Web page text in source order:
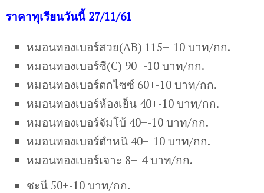
ราคาทุเรียนวันนี้ 27/11/61
หมอนทองเบอร์สวย(AB) 115+-10 บาท/กก.
หมอนทองเบอร์ซี(C) 90+-10 บาท/กก.
หมอนทองเบอร์ตกไซซ์ 60+-10 บาท/กก.
หมอนทองเบอร์ห้องเย็น 40+-10 บาท/กก.
หมอนทองเบอร์จัมโบ้ 40+-10 บาท/กก.
หมอนทองเบอร์ตำหนิ 40+-10 บาท/กก.
หมอนทองเบอร์เจาะ 8+-4 บาท/กก.
ชะนี 50+-10 บาท/กก.